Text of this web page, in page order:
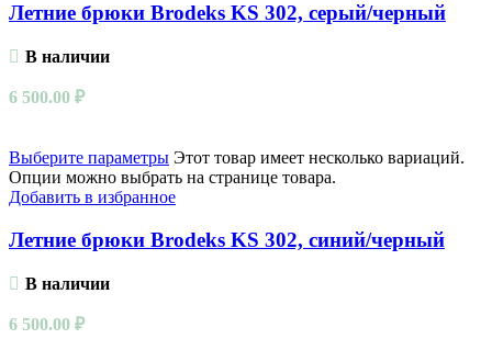
Летние брюки Brodeks KS 302, серый/черный
В наличии
6 500.00 ₽
Выберите параметры Этот товар имеет несколько вариаций.
Опции можно выбрать на странице товара.
Добавить в избранное
Летние брюки Brodeks KS 302, синий/черный
В наличии
6 500.00 ₽